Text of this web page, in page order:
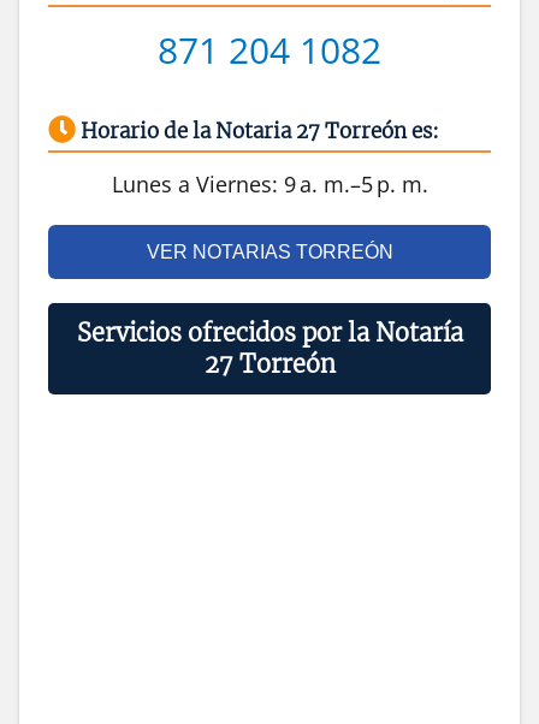
871 204 1082
Horario de la Notaria 27 Torreón es:
Lunes a Viernes: 9 a. m.–5 p. m.
VER NOTARIAS TORREÓN
Servicios ofrecidos por la Notaría
27 Torreón